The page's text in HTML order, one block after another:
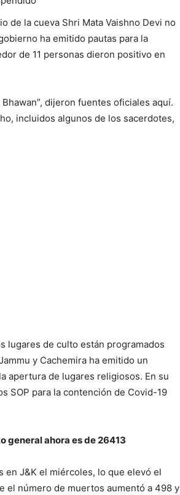
de la cueva Shri Mata Vaishno Devi no
ha emitido pautas para la
de 11 personas dieron positivo en
dijeron fuentes oficiales aquí.
incluidos algunos de los sacerdotes,
lugares de culto están programados
y Cachemira ha emitido un
apertura de lugares religiosos. En su
SOP para la contención de Covid-19
general ahora es de 26413
J&K el miércoles, lo que elevó el
el número de muertos aumentó a 498 y